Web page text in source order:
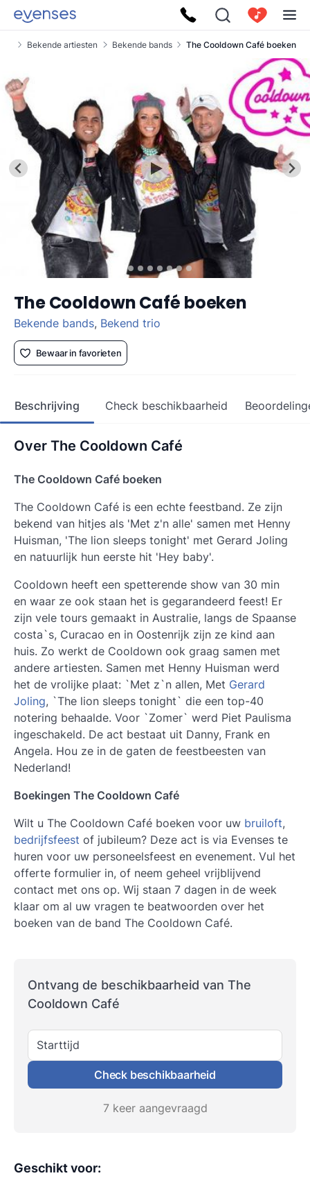
Bekende artiesten Bekende bands The Cooldown Café boeken
The Cooldown Café boeken
Bekende bands, Bekend trio
Bewaar in favorieten
Beschrijving Check beschikbaarheid
Over The Cooldown Café
The Cooldown Café boeken
The Cooldown Café is een echte feestband. Ze zijn
bekend van hitjes als 'Met z'n alle' samen met Henny
Huisman, 'The lion sleeps tonight' met Gerard Joling
en natuurlijk hun eerste hit 'Hey baby'.
Cooldown heeft een spetterende show van 30 min
en waar ze ook staan het is gegarandeerd feest! Er
zijn vele tours gemaakt in Australie, langs de Spaanse
costa`s, Curacao en in Oostenrijk zijn ze kind aan
huis. Zo werkt de Cooldown ook graag samen met
andere artiesten. Samen met Henny Huisman werd
het de vrolijke plaat: `Met z`n allen, Met Gerard
Joling, `The lion sleeps tonight` die een top-40
notering behaalde. Voor `Zomer` werd Piet Paulisma
ingeschakeld. De act bestaat uit Danny, Frank en
Angela. Hou ze in de gaten de feestbeesten van
Nederland!
Boekingen The Cooldown Café
Wilt u The Cooldown Café boeken voor uw bruiloft,
bedrijfsfeest of jubileum? Deze act is via Evenses te
huren voor uw personeelsfeest en evenement. Vul het
offerte formulier in, of neem geheel vrijblijvend
contact met ons op. Wij staan 7 dagen in de week
klaar om al uw vragen te beatwoorden over het
boeken van de band The Cooldown Café.
Ontvang de beschikbaarheid van The
Cooldown Café
Starttijd
Check beschikbaarheid
7 keer aangevraagd
Geschikt voor: